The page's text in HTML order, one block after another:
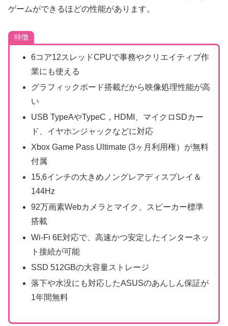
ゲームができるほどの性能があります。
特徴
6コア12スレッドCPUで事務やクリエイティブ作
業にも使える
グラフィックボード搭載だから映像処理性能が高
い
USB TypeAやTypeC，HDMI、マイクロSDカー
ド、イヤホンジャックなどに対応
Xbox Game Pass Ultimate (3ヶ月利用権）が無料
付属
15,6インチの大きめノングレアディスプレイ＆
144Hz
92万画素Webカメラとマイク、スピーカー標準
搭載
Wi-Fi 6E対応で、高速かつ安定したインターネッ
ト接続が可能
SSD 512GBの大容量ストレージ
落下や水没にも対応したASUSのあんしん保証が
1年間無料